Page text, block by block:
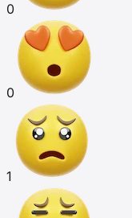
0
0
1